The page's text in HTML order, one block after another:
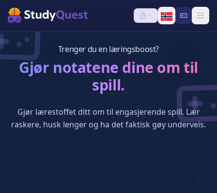
Trenger du en læringsboost?
Gjør notatene dine om til
spill.
Gjør lærestoffet ditt om til engasjerende spill. Lær
raskere, husk lenger og ha det faktisk gøy underveis.